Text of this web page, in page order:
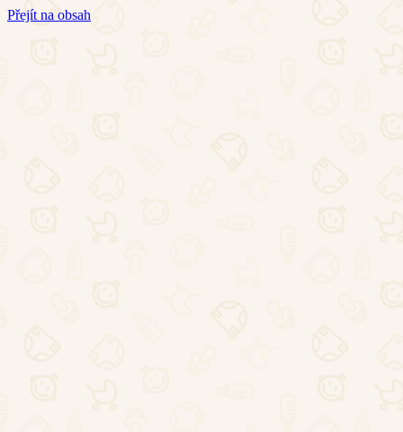
Přejít na obsah